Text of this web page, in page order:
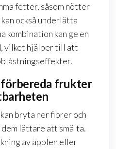
fetter, såsom nötter
också underlätta
kombination kan ge en
vilket hjälper till att
frukter
bryta ner fibrer och
lättare att smälta.
av äpplen eller